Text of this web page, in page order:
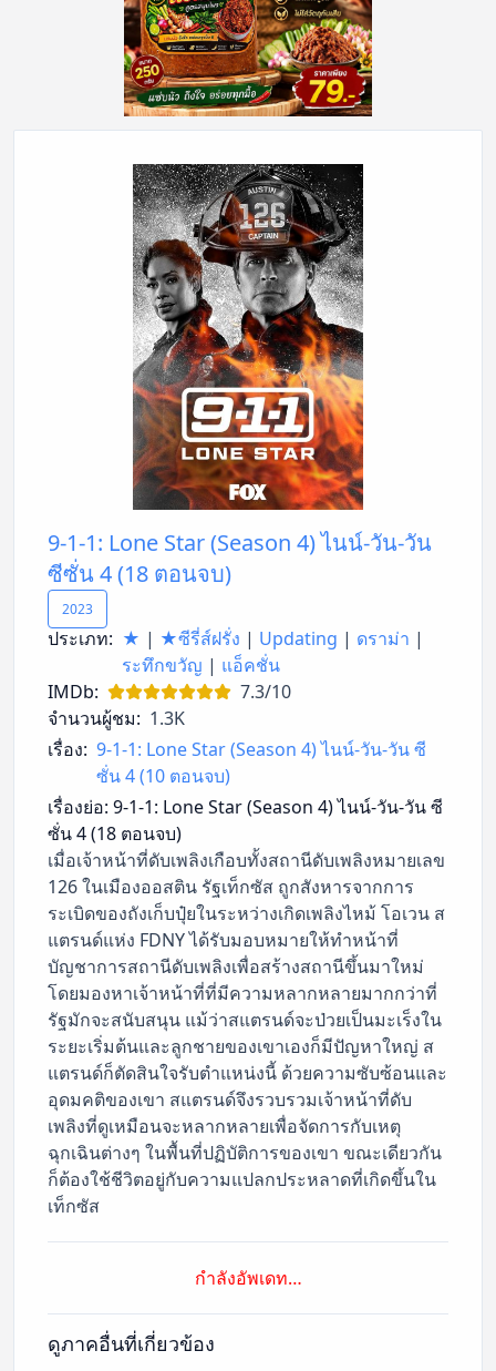
9-1-1: Lone Star (Season 4) ไนน์-วัน-วัน
ซีซั่น 4 (18 ตอนจบ)
2023
ประเภท: ★ | ★ซีรี่ส์ฝรั่ง | Updating | ดราม่า |
ระทึกขวัญ | แอ็คชั่น
IMDb:
7.3/10
จำนวนผู้ชม: 1.3K
เรื่อง: 9-1-1: Lone Star (Season 4) ไนน์-วัน-วัน ซี
ซั่น 4 (10 ตอนจบ)
เรื่องย่อ: 9-1-1: Lone Star (Season 4) ไนน์-วัน-วัน ซี
ซั่น 4 (18 ตอนจบ)
เมื่อเจ้าหน้าที่ดับเพลิงเกือบทั้งสถานีดับเพลิงหมายเลข
126 ในเมืองออสติน รัฐเท็กซัส ถูกสังหารจากการ
ระเบิดของถังเก็บปุ๋ยในระหว่างเกิดเพลิงไหม้ โอเวน ส
แตรนด์แห่ง FDNY ได้รับมอบหมายให้ทำหน้าที่
บัญชาการสถานีดับเพลิงเพื่อสร้างสถานีขึ้นมาใหม่
โดยมองหาเจ้าหน้าที่ที่มีความหลากหลายมากกว่าที่
รัฐมักจะสนับสนุน แม้ว่าสแตรนด์จะป่วยเป็นมะเร็งใน
ระยะเริ่มต้นและลูกชายของเขาเองก็มีปัญหาใหญ่ ส
แตรนด์ก็ตัดสินใจรับตำแหน่งนี้ ด้วยความซับซ้อนและ
อุดมคติของเขา สแตรนด์จึงรวบรวมเจ้าหน้าที่ดับ
เพลิงที่ดูเหมือนจะหลากหลายเพื่อจัดการกับเหตุ
ฉุกเฉินต่างๆ ในพื้นที่ปฏิบัติการของเขา ขณะเดียวกัน
ก็ต้องใช้ชีวิตอยู่กับความแปลกประหลาดที่เกิดขึ้นใน
เท็กซัส
กำลังอัพเดท…
ดูภาคอื่นที่เกี่ยวข้อง